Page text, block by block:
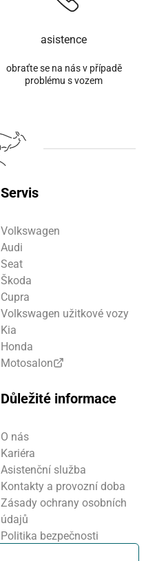
asistence
obraťte se na nás v případě
problému s vozem
Servis
Volkswagen
Audi
Seat
Škoda
Cupra
Volkswagen užitkové vozy
Kia
Honda
Motosalon
Důležité informace
O nás
Kariéra
Asistenční služba
Kontakty a provozní doba
Zásady ochrany osobních
údajů
Politika bezpečnosti